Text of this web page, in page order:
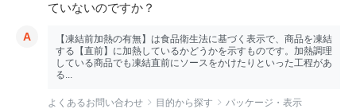
ていないのですか？
【凍結前加熱の有無】は食品衛生法に基づく表示で、商品を凍結
する【直前】に加熱しているかどうかを示すものです。加熱調理
している商品でも凍結直前にソースをかけたりといった工程があ
る...
よくあるお問い合わせ 目的から探す パッケージ・表示